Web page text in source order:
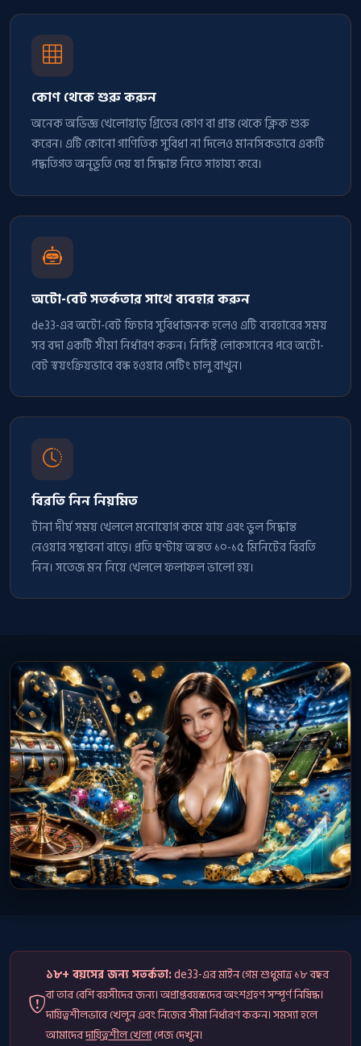
কোণ থেকে শুরু করুন
অনেক অভিজ্ঞ খেলোয়াড় গ্রিডের কোণ বা প্রান্ত থেকে ক্লিক শুরু
করেন। এটি কোনো গাণিতিক সুবিধা না দিলেও মানসিকভাবে একটি
পদ্ধতিগত অনুভূতি দেয় যা সিদ্ধান্ত নিতে সাহায্য করে।
অটো-বেট সতর্কতার সাথে ব্যবহার করুন
de33-এর অটো-বেট ফিচার সুবিধাজনক হলেও এটি ব্যবহারের সময়
সর বদা একটি সীমা নির্ধারণ করুন। নির্দিষ্ট লোকসানের পরে অটো-
বেট স্বয়ংক্রিয়ভাবে বন্ধ হওয়ার সেটিং চালু রাখুন।
বিরতি নিন নিয়মিত
টানা দীর্ঘ সময় খেললে মনোযোগ কমে যায় এবং ভুল সিদ্ধান্ত
নেওয়ার সম্ভাবনা বাড়ে। প্রতি ঘণ্টায় অন্তত ১০-১৫ মিনিটের বিরতি
নিন। সতেজ মন নিয়ে খেললে ফলাফল ভালো হয়।
১৮+ বয়সের জন্য সতর্কতা:de33-এর মাইন গেম শুধুমাত্র ১৮ বছর
বা তার বেশি বয়সীদের জন্য। অপ্রাপ্তবয়স্কদের অংশগ্রহণ সম্পূর্ণ নিষিদ্ধ।
দায়িত্বশীলভাবে খেলুন এবং নিজের সীমা নির্ধারণ করুন। সমস্যা হলে
আমাদেরদায়িত্বশীল খেলাপেজ দেখুন।